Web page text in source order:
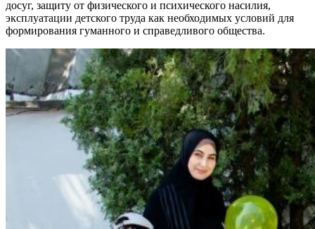
досуг, защиту от физического и психического насилия,
эксплуатации детского труда как необходимых условий для
формирования гуманного и справедливого общества.